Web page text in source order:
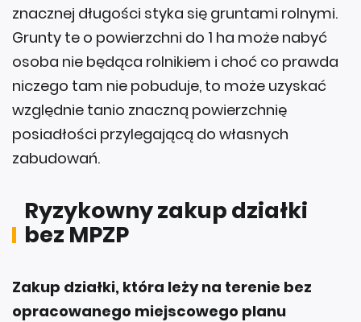
znacznej długości styka się gruntami rolnymi.
Grunty te o powierzchni do 1 ha może nabyć
osoba nie będąca rolnikiem i choć co prawda
niczego tam nie pobuduje, to może uzyskać
względnie tanio znaczną powierzchnię
posiadłości przylegającą do własnych
zabudowań.
Ryzykowny zakup działki
bez MPZP
Zakup działki, która leży na terenie bez
opracowanego miejscowego planu